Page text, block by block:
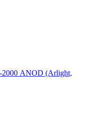
ANOD (Arlight,